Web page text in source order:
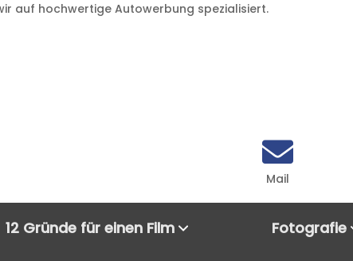
auf hochwertige Autowerbung spezialisiert.

Mail
12 Gründe für einen Film Fotografie